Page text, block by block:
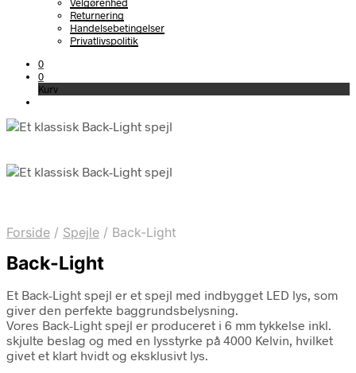
Returnering
Handelsebetingelser
Privatlivspolitik
0
0
Kurv
Forside / Spejle / Back-Light
Back-Light
Et Back-Light spejl er et spejl med indbygget LED lys, som
giver den perfekte baggrundsbelysning.
Vores Back-Light spejl er produceret i 6 mm tykkelse inkl.
skjulte beslag og med en lysstyrke på 4000 Kelvin, hvilket
givet et klart hvidt og eksklusivt lys.